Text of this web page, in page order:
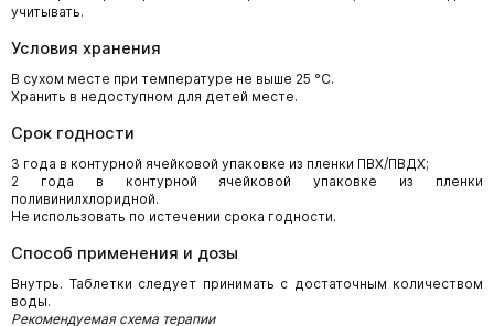
учитывать.
Условия хранения
В сухом месте при температуре не выше 25 °C.
Хранить в недоступном для детей месте.
Срок годности
3 года в контурной ячейковой упаковке из пленки ПВХ/ПВДХ;
2 года в контурной ячейковой упаковке из пленки
поливинилхлоридной.
Не использовать по истечении срока годности.
Способ применения и дозы
Внутрь. Таблетки следует принимать с достаточным количеством
воды.
Рекомендуемая схема терапии